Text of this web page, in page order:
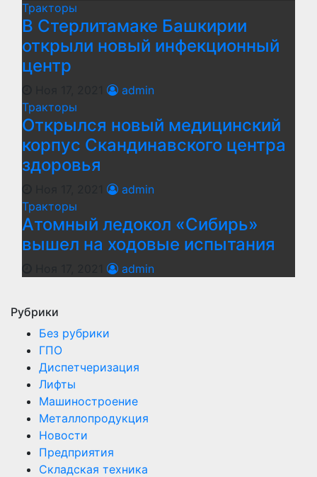
Тракторы
В Стерлитамаке Башкирии
открыли новый инфекционный
центр
admin
Тракторы
Открылся новый медицинский
корпус Скандинавского центра
здоровья
admin
Тракторы
Атомный ледокол «Сибирь»
вышел на ходовые испытания
admin
Рубрики
Без рубрики
ГПО
Диспетчеризация
Лифты
Машиностроение
Металлопродукция
Новости
Предприятия
Складская техника